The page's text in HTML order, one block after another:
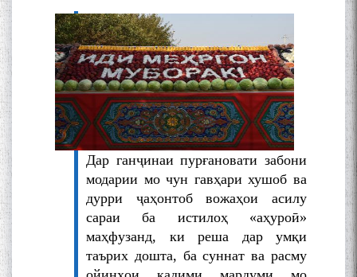
Дар ганҷинаи пурғановати забони
модарии мо чун гавҳари хушоб ва
дурри ҷаҳонтоб вожаҳои асилу
сараи ба истилоҳ «аҳуроӣ»
маҳфузанд, ки реша дар умқи
таърих дошта, ба суннат ва расму